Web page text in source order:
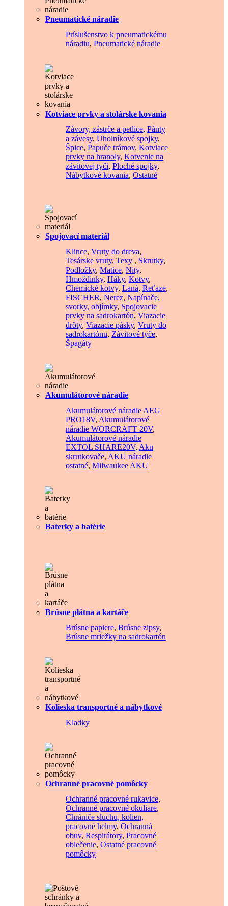
Pneumatické náradie
Príslušenstvo k pneumatickému
náradiu, Pneumatické náradie
Kotviace prvky a stolárske kovania
Závory, zástrče a petlice, Pánty
a závesy, Uholníkové spojky,
Špice, Papuče trámov, Kotviace
prvky na hranoly, Kotvenie na
závitovej tyči, Ploché spojky,
Nábytkové kovania, Ostatné
Spojovací materiál
Klince, Vruty do dreva,
Tesárske vruty, Texy , Skrutky,
Podložky, Matice, Nity,
Hmoždinky, Háky, Kotvy,
Chemické kotvy, Laná, Reťaze,
FISCHER, Nerez, Napínače,
svorky, objímky, Spojovacie
prvky na sadrokartón, Viazacie
drôty, Viazacie pásky, Vruty do
sadrokartónu, Závitové tyče,
Špagáty
Akumulátorové náradie
Akumulátorové náradie AEG
PRO18V, Akumulátorové
náradie WORCRAFT 20V,
Akumulátorové náradie
EXTOL SHARE20V, Aku
skrutkovače, AKU náradie
ostatné, Milwaukee AKU
Baterky a batérie
Brúsne plátna a kartáče
Brúsne papiere, Brúsne zipsy,
Brúsne mriežky na sadrokartón
Kolieska transportné a nábytkové
Kladky
Ochranné pracovné pomôcky
Ochranné pracovné rukavice,
Ochranné pracovné okuliare,
Chrániče sluchu, kolien,
pracovné helmy, Ochranná
obuv, Respirátory, Pracovné
oblečenie, Ostatné pracovné
pomôcky